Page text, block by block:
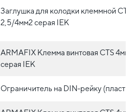
Заглушка для колодки клеммной CTS
2,5/4мм2 серая IEK
ARMAFIX Клемма винтовая CTS
серая IEK
Ограничитель на DIN-рейку